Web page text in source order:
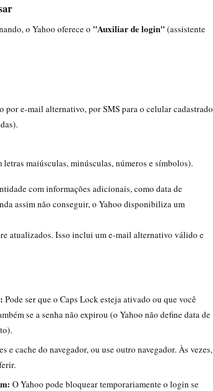
o Yahoo oferece o "Auxiliar de login" (assistente
por e-mail alternativo, por SMS para o celular cadastrado
maiúsculas, minúsculas, números e símbolos).
com informações adicionais, como data de
assim não conseguir, o Yahoo disponibiliza um
atualizados. Isso inclui um e-mail alternativo válido e
Pode ser que o Caps Lock esteja ativado ou que você
se a senha não expirou (o Yahoo não define data de
e cache do navegador, ou use outro navegador. Às vezes,
O Yahoo pode bloquear temporariamente o login se